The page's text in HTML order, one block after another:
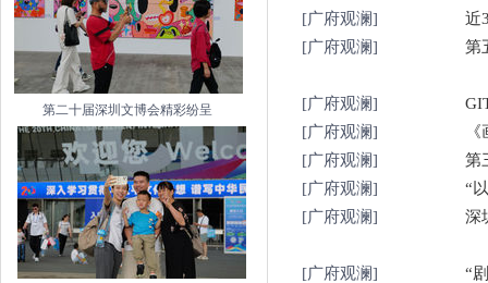
第二十届深圳文博会精彩纷呈
[广府观澜]
近
[广府观澜]
第
[广府观澜]
[广府观澜]
[广府观澜]
第
[广府观澜]
“
[广府观澜]
深
[广府观澜]
“